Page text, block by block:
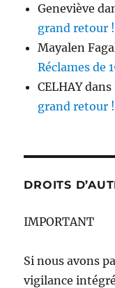
Geneviève
grand retour !
Mayalen
Réclames de
CELHAYdans
grand retour !
DROITS
IMPORTANT
Si nous avons
vigilance